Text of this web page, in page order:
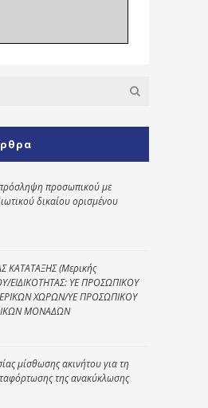
προσωπικού με
δικαίου ορισμένου
ΚΑΤΑΤΑΞΗΣ (Μερικής
ΕΙΔΙΚΟΤΗΤΑΣ: ΥΕ ΠΡΟΣΩΠΙΚΟΥ
ΧΩΡΩΝ/ΥΕ ΠΡΟΣΩΠΙΚΟΥ
ΜΟΝΑΔΩΝ
μίσθωσης ακινήτου για τη
της ανακύκλωσης